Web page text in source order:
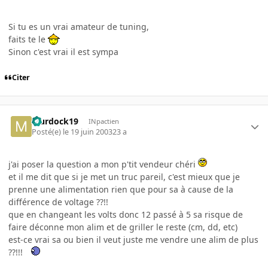
Si tu es un vrai amateur de tuning,
faits te le
Sinon c'est vrai il est sympa
Citer
Murdock19 INpactien
Posté(e) le 19 juin 200323 a
j'ai poser la question a mon p'tit vendeur chéri
et il me dit que si je met un truc pareil, c'est mieux que je
prenne une alimentation rien que pour sa à cause de la
différence de voltage ??!!
que en changeant les volts donc 12 passé à 5 sa risque de
faire déconne mon alim et de griller le reste (cm, dd, etc)
est-ce vrai sa ou bien il veut juste me vendre une alim de plus
??!!!